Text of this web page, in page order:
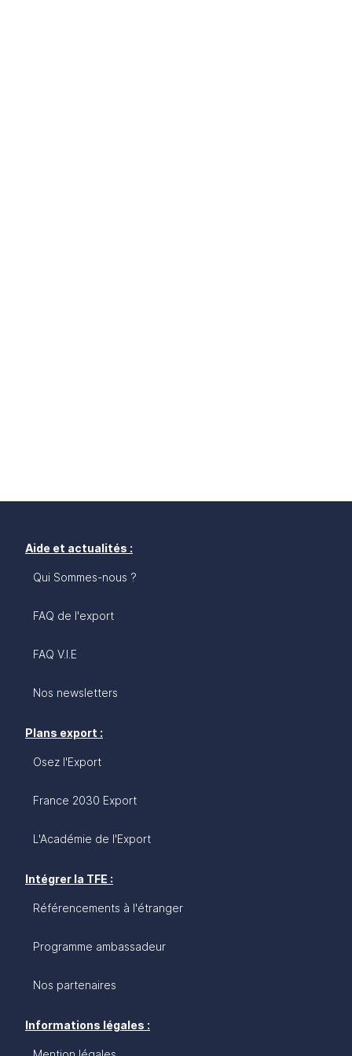
Aide et actualités :
Qui Sommes-nous ?
FAQ de l'export
FAQ V.I.E
Nos newsletters
Plans export :
Osez l'Export
France 2030 Export
L'Académie de l'Export
Intégrer la TFE :
Référencements à l'étranger
Programme ambassadeur
Nos partenaires
Informations légales :